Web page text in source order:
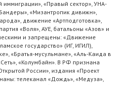
«Правый сектор», УНА-
«Мизантропик дивижн»,
движение «Артподготовка»,
«Воля», АУЕ, батальоны «Азов» и
и запрещены: «Движение
государство» (ИГ, ИГИЛ),
«Братья-мусульмане», «Аль-Каида в
«Колумбайн». В РФ признана
России», издания «Проект
телеканал «Дождь», «Медуза»,